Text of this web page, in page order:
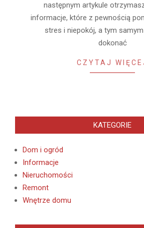
następnym artykule
informacje, które z pewnością
stres i niepokój, a tym
dokonać
CZYTAJ
KATEGORIE
Dom i ogród
Informacje
Nieruchomości
Remont
Wnętrze domu